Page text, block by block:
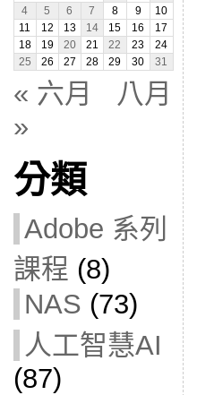
4
5 6 7 8 9
10
11
12 13 14 15 16
17
18
19 20 21 22 23
24
25
26 27 28 29 30 31
« 六月
八月
»
分類
Adobe 系列
課程 (8)
NAS (73)
人工智慧AI
(87)